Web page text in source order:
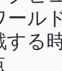
ール
する